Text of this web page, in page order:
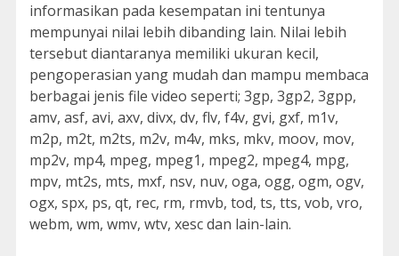
informasikan pada kesempatan ini tentunya
mempunyai nilai lebih dibanding lain. Nilai lebih
tersebut diantaranya memiliki ukuran kecil,
pengoperasian yang mudah dan mampu membaca
berbagai jenis file video seperti; 3gp, 3gp2, 3gpp,
amv, asf, avi, axv, divx, dv, flv, f4v, gvi, gxf, m1v,
m2p, m2t, m2ts, m2v, m4v, mks, mkv, moov, mov,
mp2v, mp4, mpeg, mpeg1, mpeg2, mpeg4, mpg,
mpv, mt2s, mts, mxf, nsv, nuv, oga, ogg, ogm, ogv,
ogx, spx, ps, qt, rec, rm, rmvb, tod, ts, tts, vob, vro,
webm, wm, wmv, wtv, xesc dan lain-lain.